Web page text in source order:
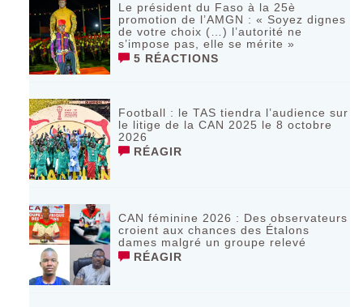
Le président du Faso à la 25è
promotion de l’AMGN : « Soyez dignes
de votre choix (…) l’autorité ne
s’impose pas, elle se mérite »
5 RÉACTIONS
Football : le TAS tiendra l’audience sur
le litige de la CAN 2025 le 8 octobre
2026
RÉAGIR
CAN féminine 2026 : Des observateurs
croient aux chances des Étalons
dames malgré un groupe relevé
RÉAGIR